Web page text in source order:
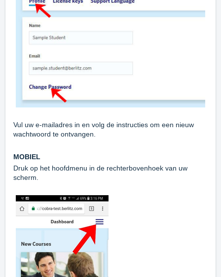
Vul uw e-mailadres in en volg de instructies om een nieuw
wachtwoord te ontvangen.
MOBIEL
Druk op het hoofdmenu in de rechterbovenhoek van uw
scherm.